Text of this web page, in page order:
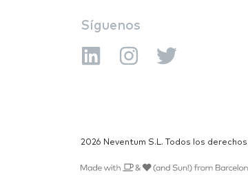
Síguenos
2026 Neventum S.L. Todos los